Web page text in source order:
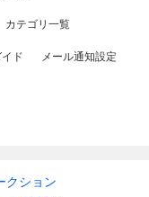
カテゴリ一覧
ド メール通知設定
クション